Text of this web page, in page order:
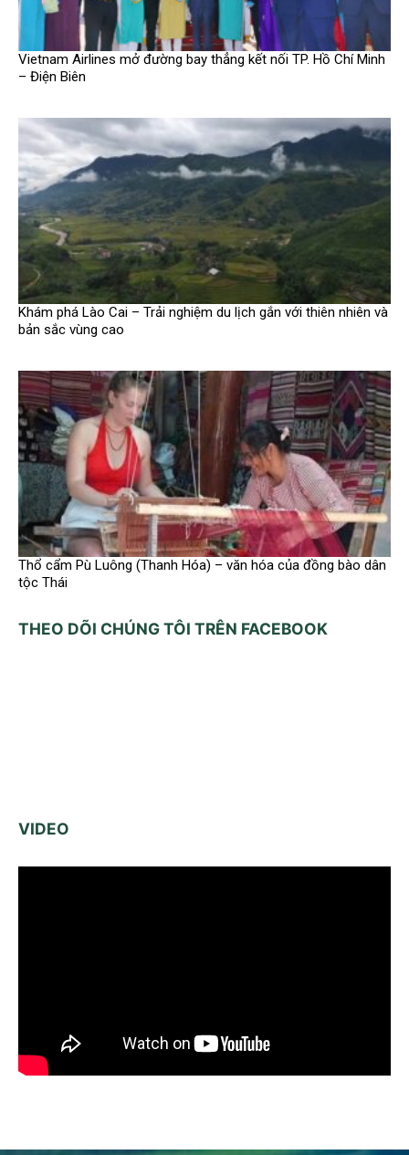
Vietnam Airlines mở đường bay thẳng kết nối TP. Hồ Chí Minh
– Điện Biên
Khám phá Lào Cai – Trải nghiệm du lịch gắn với thiên nhiên và
bản sắc vùng cao
Thổ cẩm Pù Luông (Thanh Hóa) – văn hóa của đồng bào dân
tộc Thái
THEO DÕI CHÚNG TÔI TRÊN FACEBOOK
VIDEO